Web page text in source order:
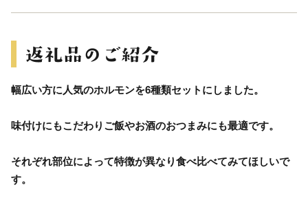
幅広い方に人気のホルモンを6種類セットにしました。
味付けにもこだわりご飯やお酒のおつまみにも最適です。
それぞれ部位によって特徴が異なり食べ比べてみてほしいで
す。